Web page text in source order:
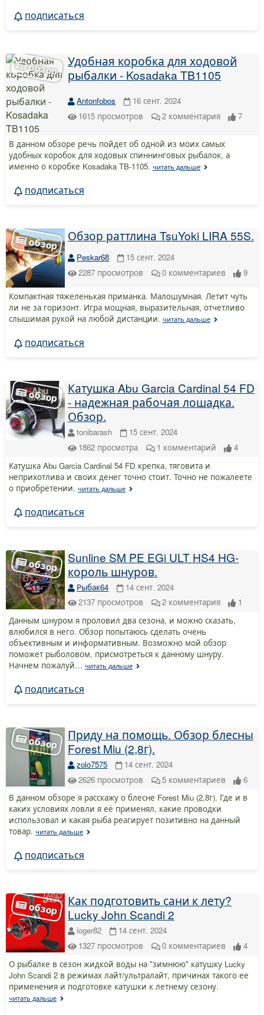
подписаться
Удобная коробка для ходовой
рыбалки - Kosadaka TB1105
Antonfobos
16 сент. 2024
1615 просмотров 2 комментария 7
В данном обзоре речь пойдет об одной из моих самых
удобных коробок для ходовых спиннинговых рыбалок, а
именно о коробке Kosadaka TB-1105. читать дальше
подписаться
Обзор раттлина TsuYoki LIRA 55S.
Peskar68
15 сент. 2024
2287 просмотров 0 комментариев 9
Компактная тяжеленькая приманка. Малошумная. Летит чуть
ли не за горизонт. Игра мощная, выразительная, отчетливо
слышимая рукой на любой дистанции. читать дальше
подписаться
Катушка Abu Garcia Cardinal 54 FD
- надежная рабочая лошадка.
Обзор.
tonibarash
15 сент. 2024
1862 просмотра 1 комментарий
4
Катушка Abu Garcia Cardinal 54 FD крепка, тяговита и
неприхотлива и своих денег точно стоит. Точно не пожалеете
о приобретении. читать дальше
подписаться
Sunline SM PE EGi ULT HS4 HG-
король шнуров.
Рыбак64
14 сент. 2024
2137 просмотров 2 комментария
1
Данным шнуром я проловил два сезона, и можно сказать,
влюбился в него. Обзор попытаюсь сделать очень
объективным и информативным. Возможно мой обзор
поможет рыболовом, присмотреться к данному шнуру.
Начнем пожалуй… читать дальше
подписаться
Приду на помощь. Обзор блесны
Forest Miu (2,8г).
zolo7575
14 сент. 2024
2626 просмотров 5 комментариев
6
В данном обзоре я расскажу о блесне Forest Miu (2,8г). Где и в
каких условиях ловли я её применял, какие проводки
использовал и какая рыба реагирует позитивно на данный
товар. читать дальше
подписаться
Как подготовить сани к лету?
Lucky John Scandi 2
ioger82
14 сент. 2024
1327 просмотров 0 комментариев
4
О рыбалке в сезон жидкой воды на "зимнюю" катушку Lucky
John Scandi 2 в режимах лайт/ультралайт, причинах такого ее
применения и подготовке катушки к летнему сезону.
читать дальше